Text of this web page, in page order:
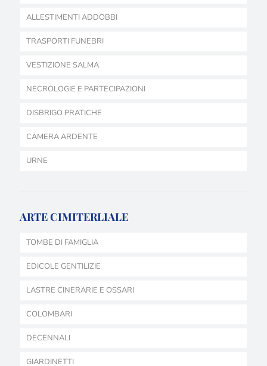
ALLESTIMENTI ADDOBBI
TRASPORTI FUNEBRI
VESTIZIONE SALMA
NECROLOGIE E PARTECIPAZIONI
DISBRIGO PRATICHE
CAMERA ARDENTE
URNE
ARTE CIMITERLIALE
TOMBE DI FAMIGLIA
EDICOLE GENTILIZIE
LASTRE CINERARIE E OSSARI
COLOMBARI
DECENNALI
GIARDINETTI